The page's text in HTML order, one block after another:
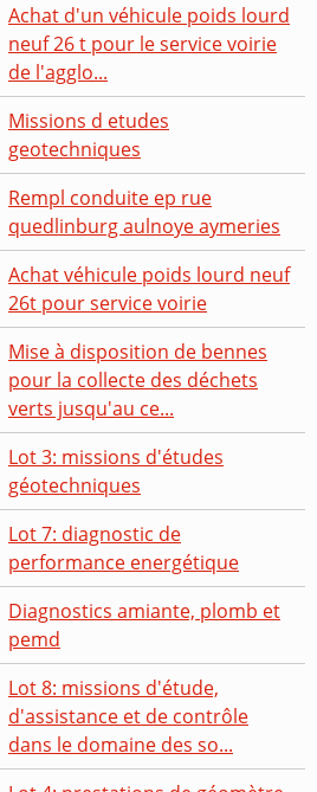
Achat d'un véhicule poids lourd
neuf 26 t pour le service voirie
de l'agglo...
Missions d etudes
geotechniques
Rempl conduite ep rue
quedlinburg aulnoye aymeries
Achat véhicule poids lourd neuf
26t pour service voirie
Mise à disposition de bennes
pour la collecte des déchets
verts jusqu'au ce...
Lot 3: missions d'études
géotechniques
Lot 7: diagnostic de
performance energétique
Diagnostics amiante, plomb et
pemd
Lot 8: missions d'étude,
d'assistance et de contrôle
dans le domaine des so...